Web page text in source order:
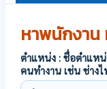
หาพนักงาน
ตำแหน่ง : ชื่อตำแห
คนทำงาน เช่น ช่าง